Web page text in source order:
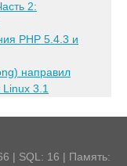
2:
PHP 5.4.3 и
направил
3.1
| SQL: 16 | Память: